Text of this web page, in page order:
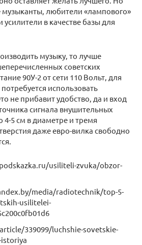
музыканты, любители «лампового»
усилители в качестве базы для
музыку, то лучше
советских
90У-2 от сети 110 Вольт, для
использовать
не прибавит удобство, да и вход
сигнала внушительных
5 см в диаметре и тремя
даже евро-вилка свободно
usiliteli-zvuka/obzor-
media/radiotechnik/top-5-
usilitelei-
339099/luchshie-sovetskie-